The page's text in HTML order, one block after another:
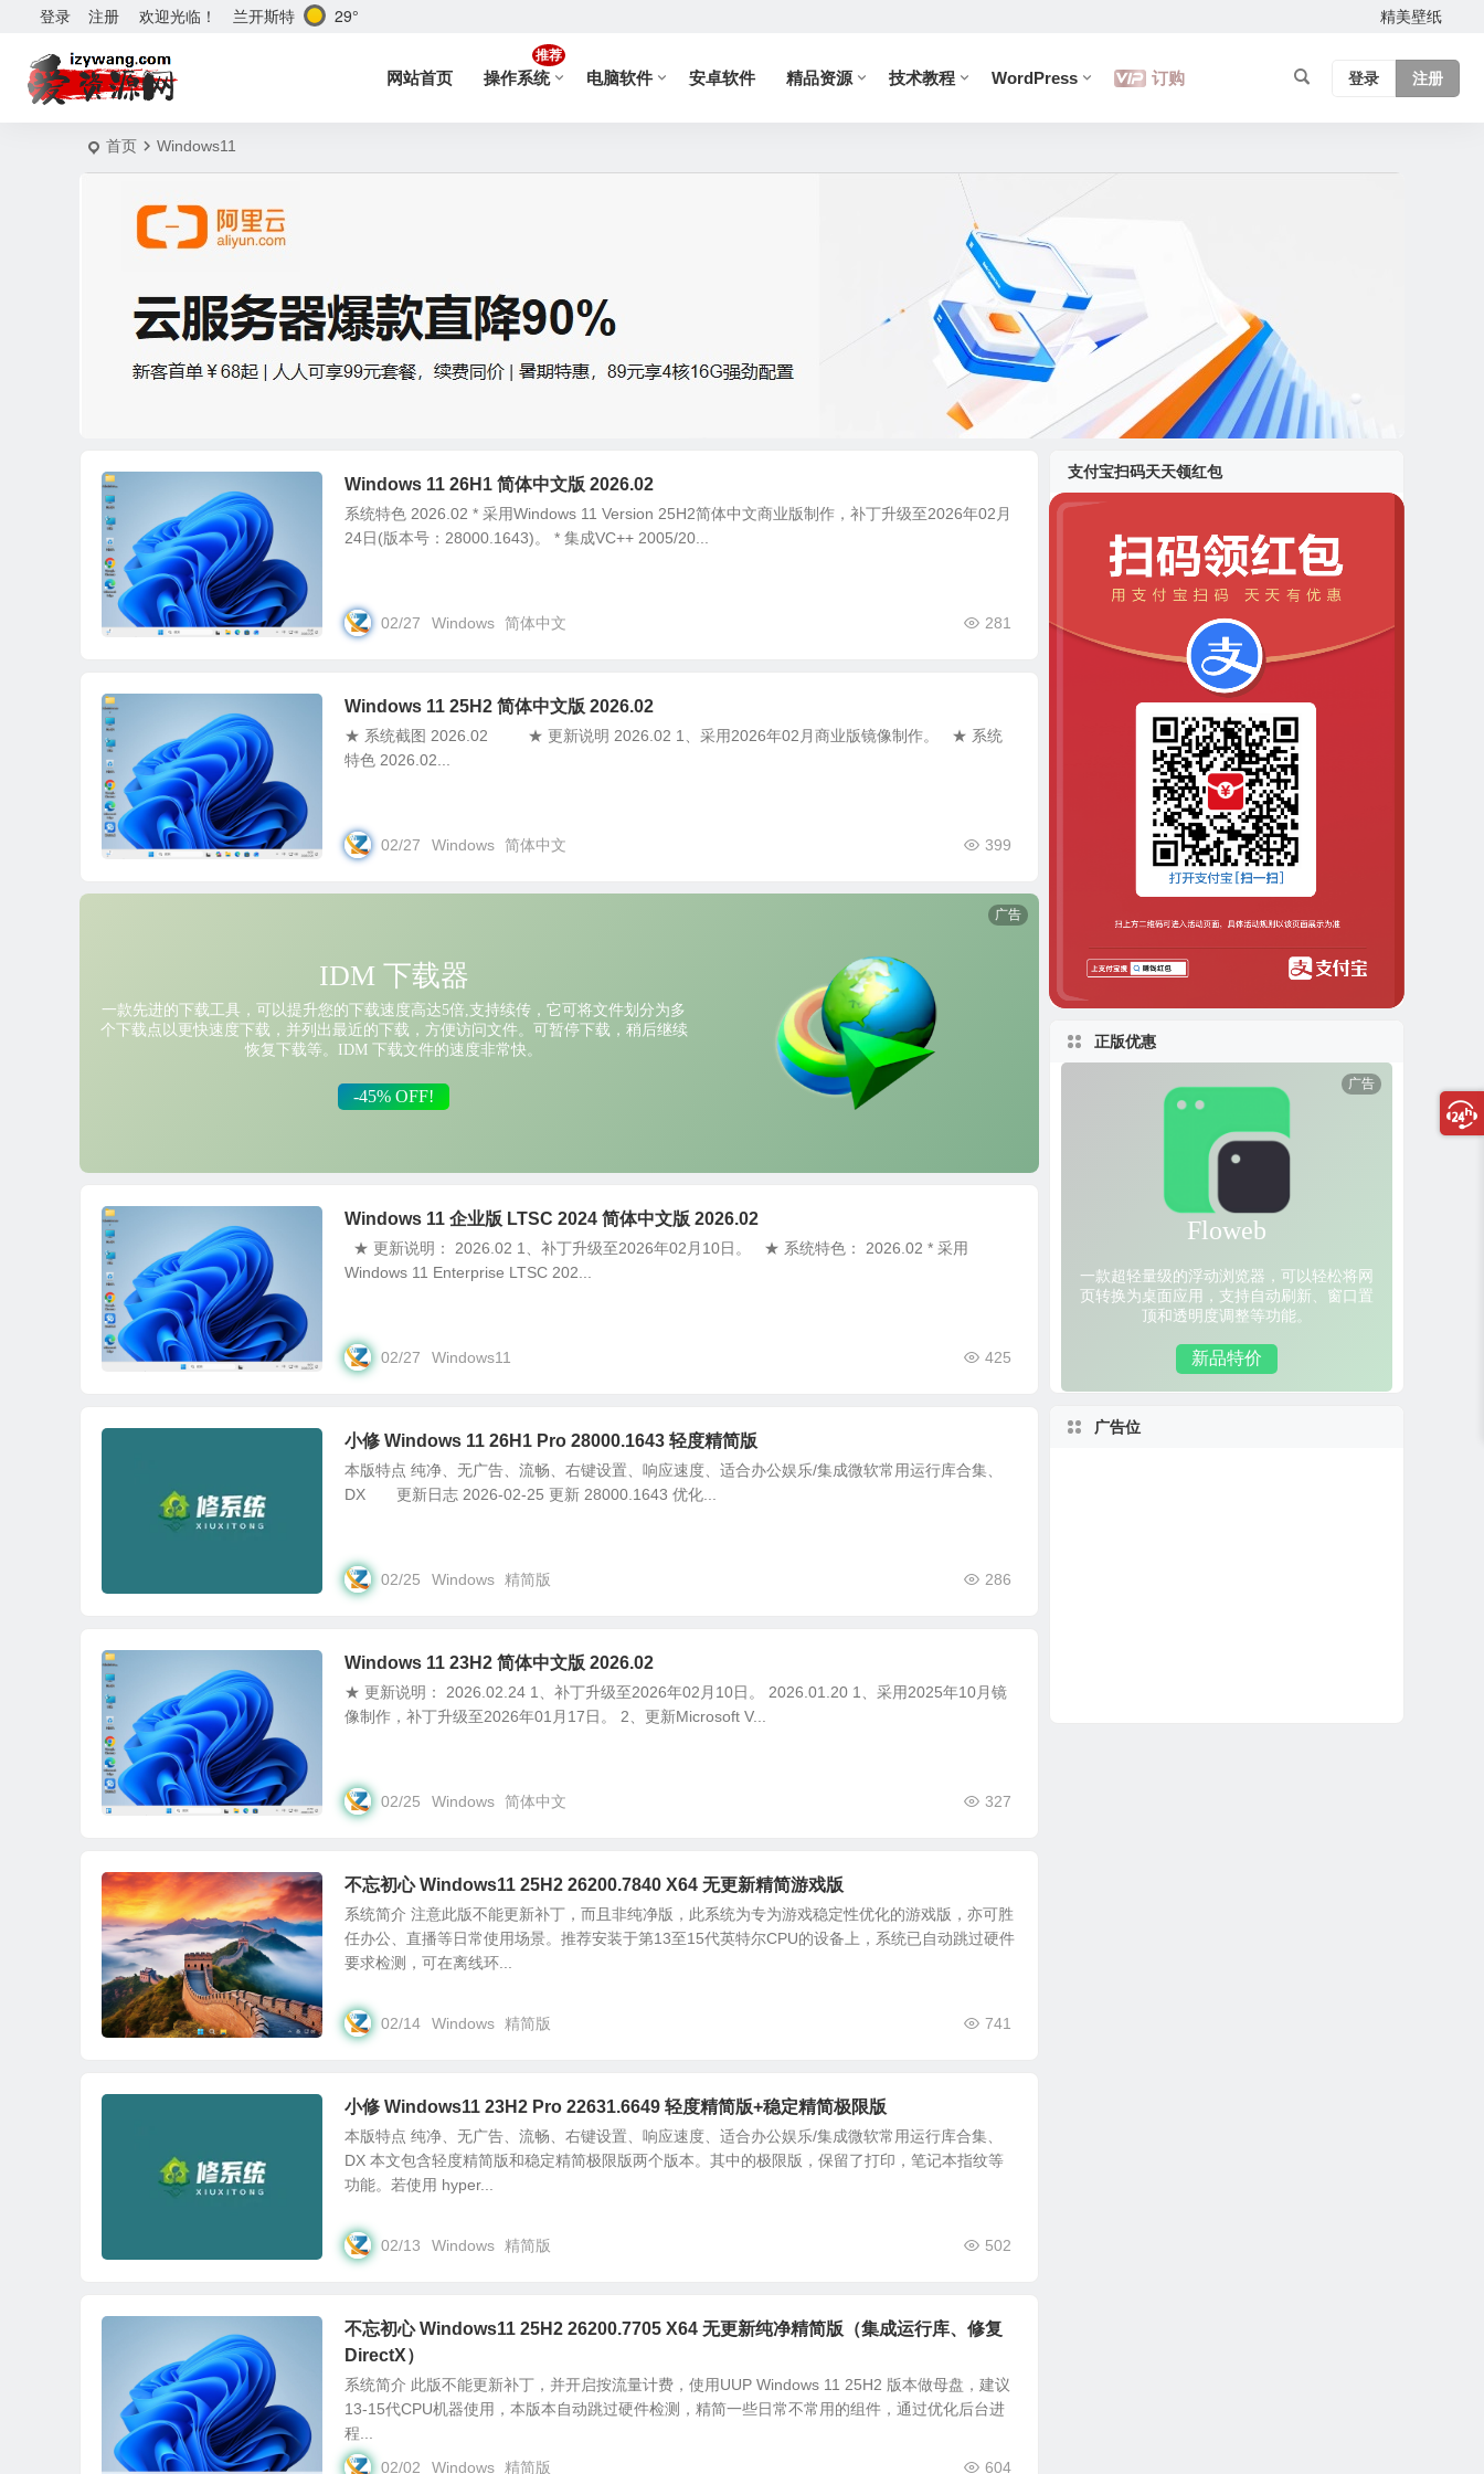
欢迎光临！
登录 注册 兰开斯特 29° 精美壁纸
网站首页 操作系统
推荐
电脑软件 安卓软件 精品资源 技术教程 WordPress 订购 登录 注册
首页 Windows11
Windows 11 26H1 简体中文版 2026.02
系统特色 2026.02 * 采用Windows 11 Version 25H2简体中文商业版制作，补丁升级至2026年02月
24日(版本号：28000.1643)。 * 集成VC++ 2005/20...
02/27 281
Windows 简体中文
Windows 11 25H2 简体中文版 2026.02
★ 系统截图 2026.02 ★ 更新说明 2026.02 1、采用2026年02月商业版镜像制作。 ★ 系统
特色 2026.02...
02/27 399
Windows 简体中文
Windows 11 企业版 LTSC 2024 简体中文版 2026.02
★ 更新说明： 2026.02 1、补丁升级至2026年02月10日。 ★ 系统特色： 2026.02 * 采用
Windows 11 Enterprise LTSC 202...
02/27 425
Windows11
小修 Windows 11 26H1 Pro 28000.1643 轻度精简版
本版特点 纯净、无广告、流畅、右键设置、响应速度、适合办公娱乐/集成微软常用运行库合集、
DX 更新日志 2026-02-25 更新 28000.1643 优化...
02/25 286
Windows 精简版
Windows 11 23H2 简体中文版 2026.02
★ 更新说明： 2026.02.24 1、补丁升级至2026年02月10日。 2026.01.20 1、采用2025年10月镜
像制作，补丁升级至2026年01月17日。 2、更新Microsoft V...
02/25 327
Windows 简体中文
不忘初心 Windows11 25H2 26200.7840 X64 无更新精简游戏版
系统简介 注意此版不能更新补丁，而且非纯净版，此系统为专为游戏稳定性优化的游戏版，亦可胜
任办公、直播等日常使用场景。推荐安装于第13至15代英特尔CPU的设备上，系统已自动跳过硬件
要求检测，可在离线环...
02/14 741
Windows 精简版
小修 Windows11 23H2 Pro 22631.6649 轻度精简版+稳定精简极限版
本版特点 纯净、无广告、流畅、右键设置、响应速度、适合办公娱乐/集成微软常用运行库合集、
DX 本文包含轻度精简版和稳定精简极限版两个版本。其中的极限版，保留了打印，笔记本指纹等
功能。若使用 hyper...
02/13 502
Windows 精简版
不忘初心 Windows11 25H2 26200.7705 X64 无更新纯净精简版（集成运行库、修复
DirectX）
系统简介 此版不能更新补丁，并开启按流量计费，使用UUP Windows 11 25H2 版本做母盘，建议
13-15代CPU机器使用，本版本自动跳过硬件检测，精简一些日常不常用的组件，通过优化后台进
程...
02/02
604
Windows 精简版
支付宝扫码天天领红包
正版优惠
广告位